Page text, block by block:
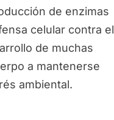
de enzimas
celular contra el
de muchas
a mantenerse
ambiental.